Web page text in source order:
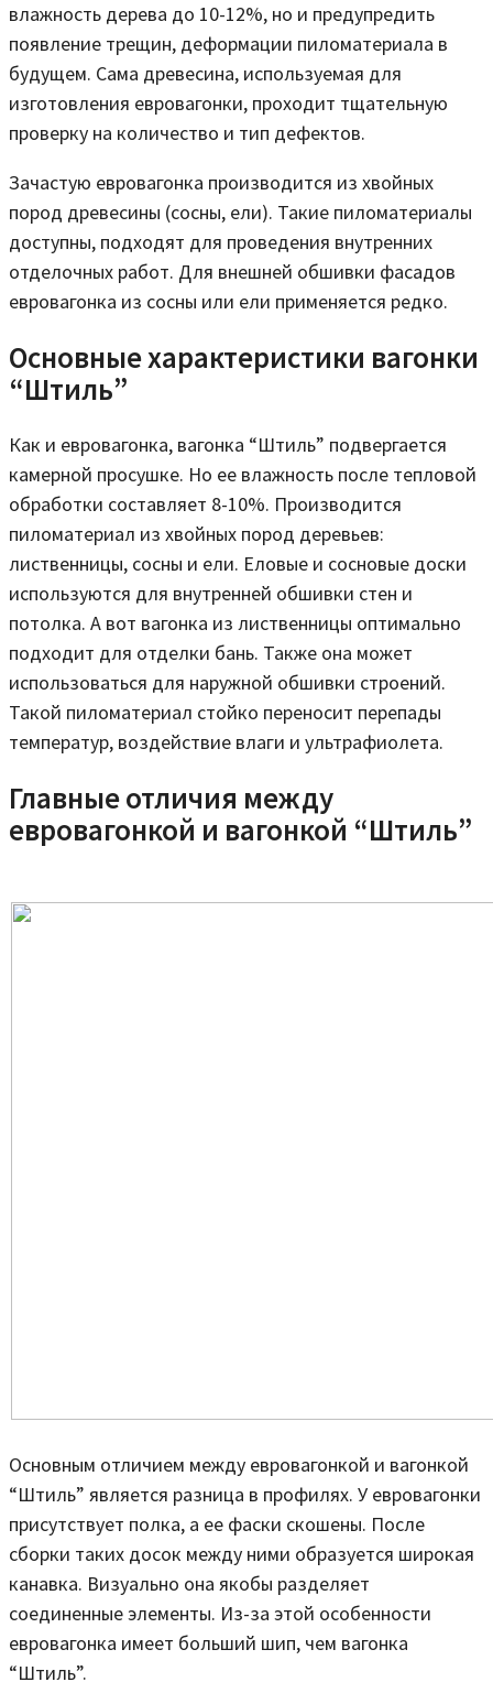
влажность дерева до 10-12%, но и предупредить
появление трещин, деформации пиломатериала в
будущем. Сама древесина, используемая для
изготовления евровагонки, проходит тщательную
проверку на количество и тип дефектов.
Зачастую евровагонка производится из хвойных
пород древесины (сосны, ели). Такие пиломатериалы
доступны, подходят для проведения внутренних
отделочных работ. Для внешней обшивки фасадов
евровагонка из сосны или ели применяется редко.
Основные характеристики вагонки
“Штиль”
Как и евровагонка, вагонка “Штиль” подвергается
камерной просушке. Но ее влажность после тепловой
обработки составляет 8-10%. Производится
пиломатериал из хвойных пород деревьев:
лиственницы, сосны и ели. Еловые и сосновые доски
используются для внутренней обшивки стен и
потолка. А вот вагонка из лиственницы оптимально
подходит для отделки бань. Также она может
использоваться для наружной обшивки строений.
Такой пиломатериал стойко переносит перепады
температур, воздействие влаги и ультрафиолета.
Главные отличия между
евровагонкой и вагонкой “Штиль”
Основным отличием между евровагонкой и вагонкой
“Штиль” является разница в профилях. У евровагонки
присутствует полка, а ее фаски скошены. После
сборки таких досок между ними образуется широкая
канавка. Визуально она якобы разделяет
соединенные элементы. Из-за этой особенности
евровагонка имеет больший шип, чем вагонка
“Штиль”.